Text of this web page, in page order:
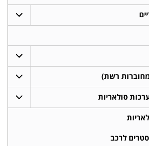
רשת)
סולאריות
לרכב